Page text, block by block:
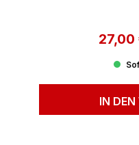
27,00
IN DEN